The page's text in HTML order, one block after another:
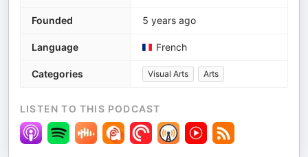
Founded 5 years ago
Language French
Categories Visual Arts Arts
LISTEN TO THIS PODCAST